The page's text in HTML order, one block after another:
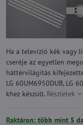
Ha a televízió kék vagy
cseréje az egyetlen
háttérvilágítás
LG 60UM6950DUB, LG
khez készült. Részletek
Raktáron: több mint 5